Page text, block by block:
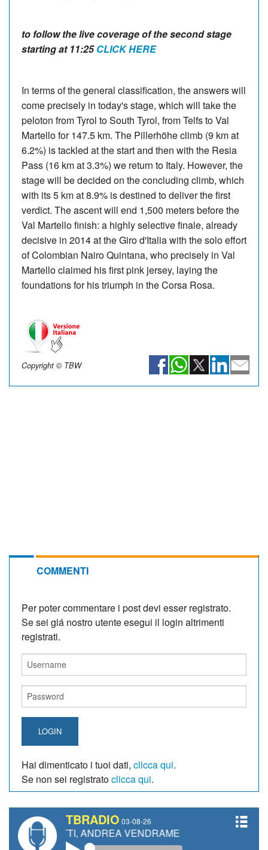
to follow the live coverage of the second stage
starting at 11:25CLICK HERE
In terms of the general classification, the answers will
come precisely in today's stage, which will take the
peloton from Tyrol to South Tyrol, from Telfs to Val
Martello for 147.5 km. The Pillerhöhe climb (9 km at
6.2%) is tackled at the start and then with the Resia
Pass (16 km at 3.3%) we return to Italy. However, the
stage will be decided on the concluding climb, which
with its 5 km at 8.9% is destined to deliver the first
verdict. The ascent will end 1,500 meters before the
Val Martello finish: a highly selective finale, already
decisive in 2014 at the Giro d'Italia with the solo effort
of Colombian Nairo Quintana, who precisely in Val
Martello claimed his first pink jersey, laying the
foundations for his triumph in the Corsa Rosa.
Copyright © TBW
COMMENTI
Per poter commentare i post devi esser registrato.
Se sei giá nostro utente esegui il login altrimenti
registrati.
LOGIN
Hai dimenticato i tuoi dati, clicca qui.
Se non sei registratoclicca qui.
TBRADIO 03-08-26
ANDREA VENDRAME, FILIPPO FIORELLI